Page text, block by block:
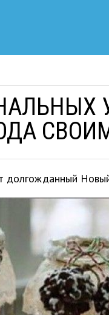
долгожданный